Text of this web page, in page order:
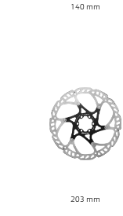
140 mm
203 mm